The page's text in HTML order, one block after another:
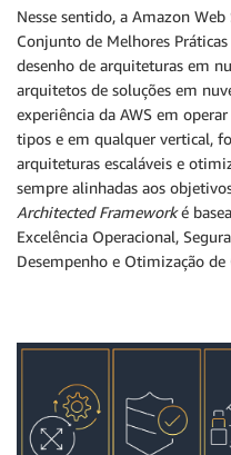
Nesse sentido, a Amazon
Conjunto de Melhores
desenho de arquiteturas em
arquitetos de soluções em
experiência da AWS em
tipos e em qualquer vertical,
arquiteturas escaláveis e
sempre alinhadas aos
Architected Frameworké
Excelência Operacional,
Desempenho e Otimização de